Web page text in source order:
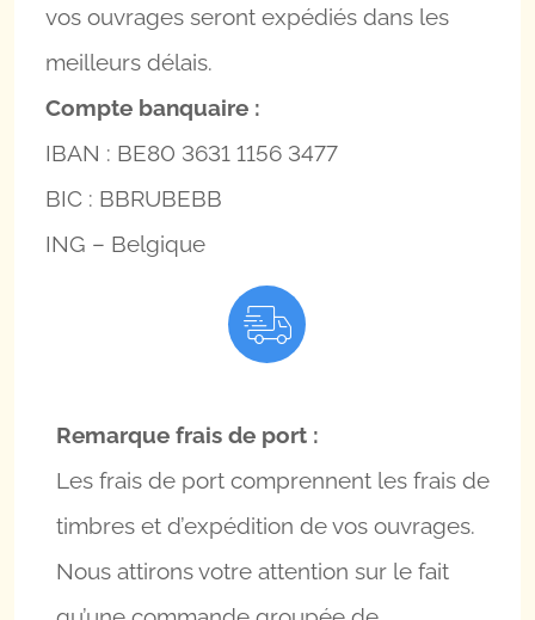
vos ouvrages seront expédiés dans les
meilleurs délais.
Compte banquaire :
IBAN : BE80 3631 1156 3477
BIC : BBRUBEBB
ING – Belgique
Remarque frais de port :
Les frais de port comprennent les frais de
timbres et d’expédition de vos ouvrages.
Nous attirons votre attention sur le fait